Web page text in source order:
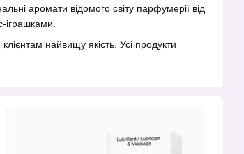
аромати відомого світу парфумерії від
іграшками.
найвищу якість. Усі продукти